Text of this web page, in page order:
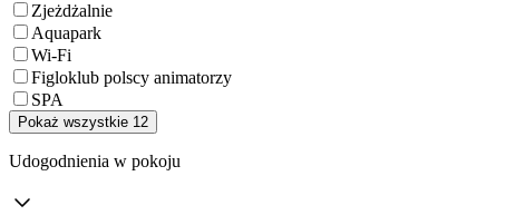
Zjeżdżalnie
Aquapark
Wi-Fi
Figloklub polscy animatorzy
SPA
Pokaż wszystkie 12
Udogodnienia w pokoju